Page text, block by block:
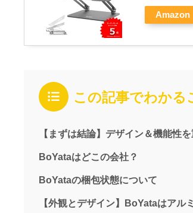
Amazon
この記事でわかる
【まずは結論】デザイン＆機能性
BoYataはどこの会社？
BoYataの梱包状態について
【外観とデザイン】BoYataはアル